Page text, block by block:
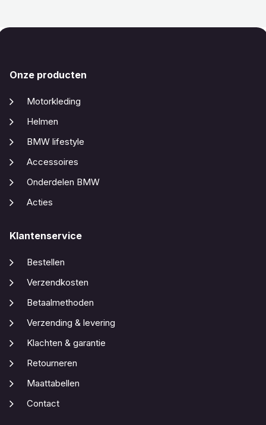
Onze producten
Motorkleding
Helmen
BMW lifestyle
Accessoires
Onderdelen BMW
Acties
Klantenservice
Bestellen
Verzendkosten
Betaalmethoden
Verzending & levering
Klachten & garantie
Retourneren
Maattabellen
Contact